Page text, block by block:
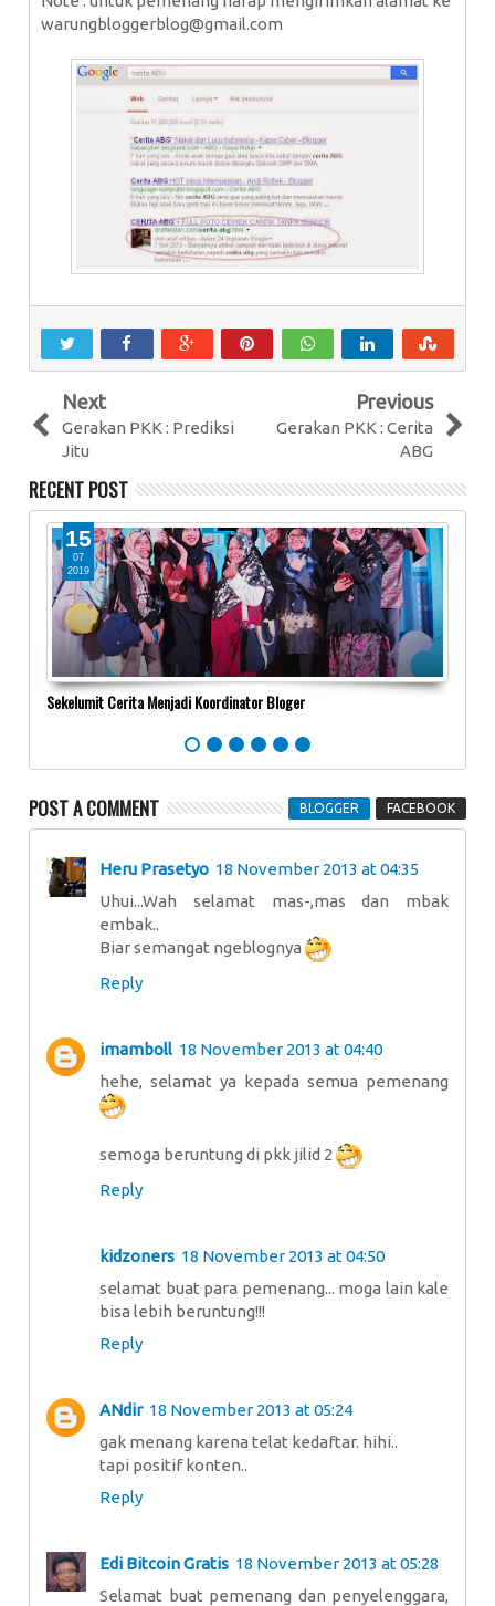
warungbloggerblog@gmail.com
Next
Gerakan PKK : Prediksi
Jitu
Previous
Gerakan PKK : Cerita
ABG
RECENT POST
15
07
2019
Sekelumit Cerita Menjadi Koordinator Bloger
POST A COMMENT BLOGGER FACEBOOK
Heru Prasetyo 18 November 2013 at 04:35
Uhui...Wah selamat mas-,mas dan mbak
embak..
Biar semangat ngeblognya
Reply
imamboll 18 November 2013 at 04:40
hehe, selamat ya kepada semua pemenang
semoga beruntung di pkk jilid 2
Reply
kidzoners 18 November 2013 at 04:50
selamat buat para pemenang... moga lain kale
bisa lebih beruntung!!!
Reply
ANdir 18 November 2013 at 05:24
gak menang karena telat kedaftar. hihi..
tapi positif konten..
Reply
Edi Bitcoin Gratis 18 November 2013 at 05:28
Selamat buat pemenang dan penyelenggara,